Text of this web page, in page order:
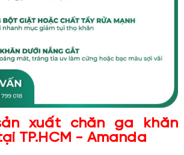
xuất chăn ga khăn
TP.HCM - Amanda